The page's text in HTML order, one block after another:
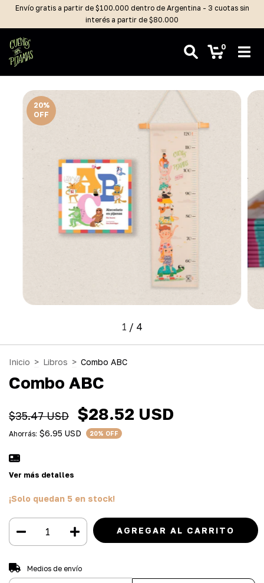
Envío gratis a partir de $100.000 dentro de Argentina - 3 cuotas sin
interés a partir de $80.000
0
20%
OFF
1 / 4
Inicio > Libros > Combo ABC
Combo ABC
$35.47 USD $28.52 USD
Ahorrás: $6.95 USD 20% OFF
Ver más detalles
¡Solo quedan 5 en stock!
Entregas para el CP:
Medios de envío